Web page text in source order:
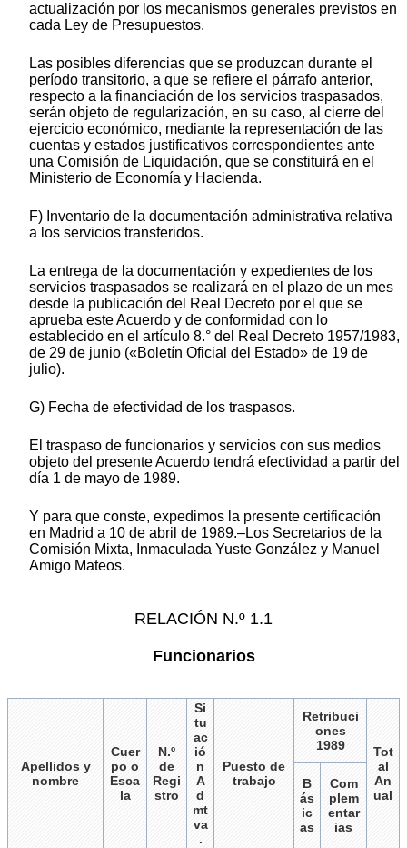
actualización por los mecanismos generales previstos en
cada Ley de Presupuestos.
Las posibles diferencias que se produzcan durante el
período transitorio, a que se refiere el párrafo anterior,
respecto a la financiación de los servicios traspasados,
serán objeto de regularización, en su caso, al cierre del
ejercicio económico, mediante la representación de las
cuentas y estados justificativos correspondientes ante
una Comisión de Liquidación, que se constituirá en el
Ministerio de Economía y Hacienda.
F) Inventario de la documentación administrativa relativa
a los servicios transferidos.
La entrega de la documentación y expedientes de los
servicios traspasados se realizará en el plazo de un mes
desde la publicación del Real Decreto por el que se
aprueba este Acuerdo y de conformidad con lo
establecido en el artículo 8.° del Real Decreto 1957/1983,
de 29 de junio («Boletín Oficial del Estado» de 19 de
julio).
G) Fecha de efectividad de los traspasos.
El traspaso de funcionarios y servicios con sus medios
objeto del presente Acuerdo tendrá efectividad a partir del
día 1 de mayo de 1989.
Y para que conste, expedimos la presente certificación
en Madrid a 10 de abril de 1989.–Los Secretarios de la
Comisión Mixta, Inmaculada Yuste González y Manuel
Amigo Mateos.
RELACIÓN N.º 1.1
Funcionarios
Apellidos y
nombre
Cuer
po o
Esca
la
N.º
de
Regi
stro
Si
tu
ac
ió
n
A
d
mt
va
.
Puesto de
trabajo
Retribuci
ones
1989
Tot
al
An
ual
B
ás
ic
as
Com
plem
entar
ias